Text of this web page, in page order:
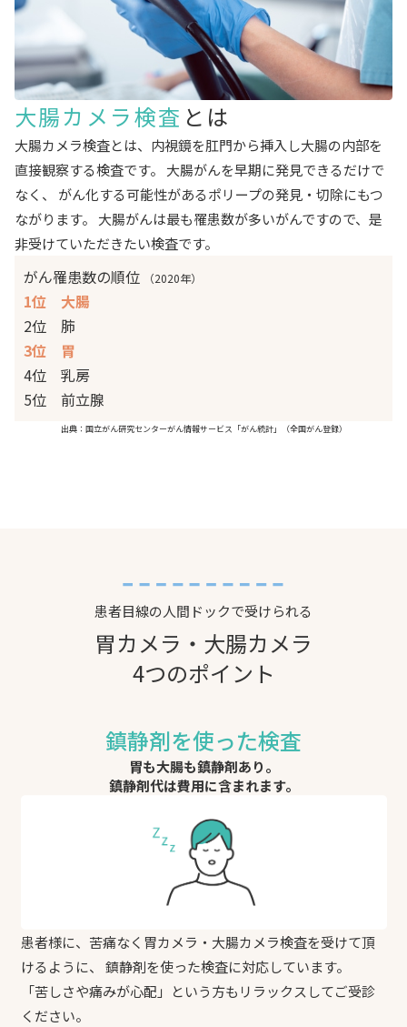
大腸カメラ検査 とは
大腸カメラ検査とは、内視鏡を肛門から挿入し大腸の内部を
直接観察する検査です。 大腸がんを早期に発見できるだけで
なく、 がん化する可能性があるポリープの発見・切除にもつ
ながります。 大腸がんは最も罹患数が多いがんですので、是
非受けていただきたい検査です。
がん罹患数の順位 （2020年）
1位 大腸
2位 肺
3位 胃
4位 乳房
5位 前立腺
出典：国立がん研究センターがん情報サービス「がん統計」（全国がん登録）
患者目線の人間ドックで受けられる
胃カメラ・大腸カメラ
4つのポイント
鎮静剤を使った検査
胃も大腸も鎮静剤あり。
鎮静剤代は費用に含まれます。
患者様に、苦痛なく胃カメラ・大腸カメラ検査を受けて頂
けるように、 鎮静剤を使った検査に対応しています。
「苦しさや痛みが心配」という方もリラックスしてご受診
ください。